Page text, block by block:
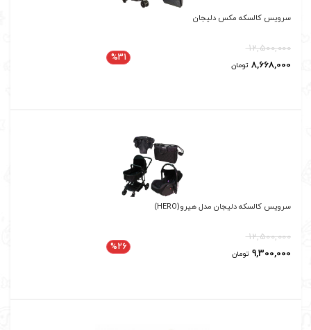
سرویس کالسکه مکس دلیجان
12,500,000
8,668,000 تومان
%31
سرویس کالسکه دلیجان مدل هیرو(HERO)
12,500,000
قیمت اصلی: 12,500,000 تومان بود.
9,300,000 تومانقیمت فعلی: 9,300,000 تومان.
%26